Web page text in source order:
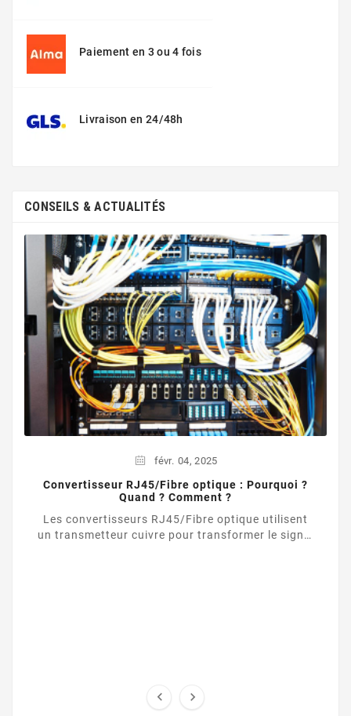
Paiement en 3 ou 4 fois
Livraison en 24/48h
CONSEILS & ACTUALITÉS
févr. 04, 2025
Convertisseur RJ45/Fibre optique : Pourquoi ?
Quand ? Comment ?
Les convertisseurs RJ45/Fibre optique utilisent
un transmetteur cuivre pour transformer le signal
 